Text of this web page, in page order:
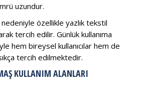
uzundur.
nedeniyle özellikle yazlık tekstil
tercih edilir. Günlük kullanıma
hem bireysel kullanıcılar hem de
tercih edilmektedir.
KULLANIM ALANLARI